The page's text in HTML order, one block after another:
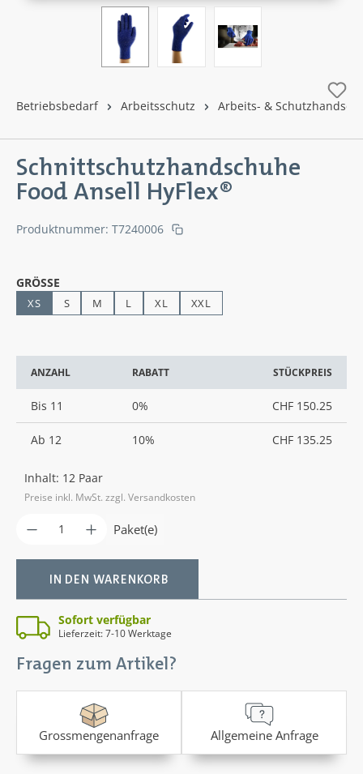
Betriebsbedarf Arbeitsschutz Arbeits- &
Schnittschutzhandschuhe
Food Ansell HyFlex®
ANZAHL RABATT STÜCKPREIS
Bis 11 0% CHF 150.25
Ab 12 10% CHF 135.25
Inhalt: 12 Paar
Preise inkl. MwSt. zzgl. Versandkosten
GRÖSSE
XS S M L XL XXL
Produkt Anzahl: Gib den gewünschten
Paket(e)
IN DEN WARENKORB
Sofort verfügbar
Lieferzeit: 7-10 Werktage
Produktnummer: T7240006
Fragen zum Artikel?
Grossmengenanfrage Allgemeine Anfrage